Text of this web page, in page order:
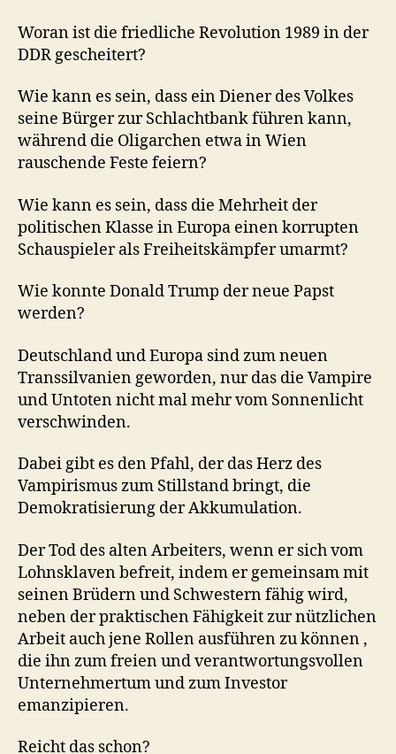
Woran ist die friedliche Revolution 1989 in der
DDR gescheitert?
Wie kann es sein, dass ein Diener des Volkes
seine Bürger zur Schlachtbank führen kann,
während die Oligarchen etwa in Wien
rauschende Feste feiern?
Wie kann es sein, dass die Mehrheit der
politischen Klasse in Europa einen korrupten
Schauspieler als Freiheitskämpfer umarmt?
Wie konnte Donald Trump der neue Papst
werden?
Deutschland und Europa sind zum neuen
Transsilvanien geworden, nur das die Vampire
und Untoten nicht mal mehr vom Sonnenlicht
verschwinden.
Dabei gibt es den Pfahl, der das Herz des
Vampirismus zum Stillstand bringt, die
Demokratisierung der Akkumulation.
Der Tod des alten Arbeiters, wenn er sich vom
Lohnsklaven befreit, indem er gemeinsam mit
seinen Brüdern und Schwestern fähig wird,
neben der praktischen Fähigkeit zur nützlichen
Arbeit auch jene Rollen ausführen zu können ,
die ihn zum freien und verantwortungsvollen
Unternehmertum und zum Investor
emanzipieren.
Reicht das schon?